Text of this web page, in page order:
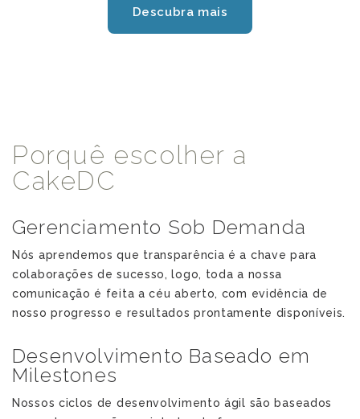
Descubra mais
Porquê escolher a
CakeDC
Gerenciamento Sob Demanda
Nós aprendemos que transparência é a chave para
colaborações de sucesso, logo, toda a nossa
comunicação é feita a céu aberto, com evidência de
nosso progresso e resultados prontamente disponíveis.
Desenvolvimento Baseado em
Milestones
Nossos ciclos de desenvolvimento ágil são baseados